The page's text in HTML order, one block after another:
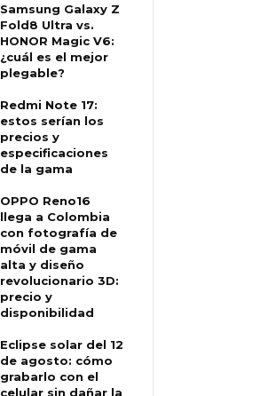
Samsung Galaxy Z
Fold8 Ultra vs.
HONOR Magic V6:
¿cuál es el mejor
plegable?
Redmi Note 17:
estos serían los
precios y
especificaciones
de la gama
OPPO Reno16
llega a Colombia
con fotografía de
móvil de gama
alta y diseño
revolucionario 3D:
precio y
disponibilidad
Eclipse solar del 12
de agosto: cómo
grabarlo con el
celular sin dañar la